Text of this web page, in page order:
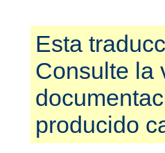
Esta
Consulte la
producido